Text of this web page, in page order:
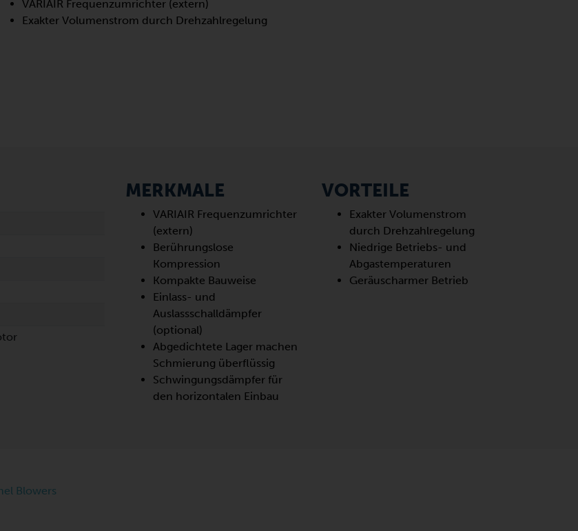
VARIAIR Frequenzumrichter (extern)
Exakter Volumenstrom durch Drehzahlregelung
MERKMALE
VARIAIR Frequenzumrichter
(extern)
Berührungslose
Kompression
Kompakte Bauweise
Einlass- und
Auslassschalldämpfer
(optional)
Abgedichtete Lager machen
Schmierung überflüssig
Schwingungsdämpfer für
den horizontalen Einbau
VORTEILE
Exakter Volumenstrom
durch Drehzahlregelung
Niedrige Betriebs- und
Abgastemperaturen
Geräuscharmer Betrieb